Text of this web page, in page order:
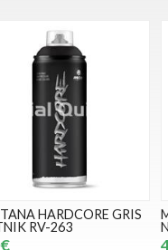
MONTANA HARDCORE
NARANJA KENYA RV-240